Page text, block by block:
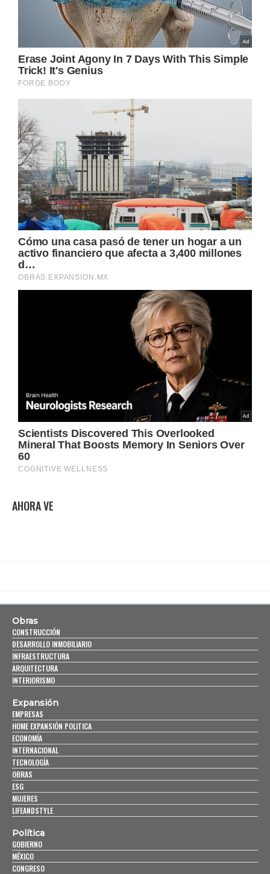
AHORA VE
Obras
CONSTRUCCIÓN
DESARROLLO INMOBILIARIO
INFRAESTRUCTURA
ARQUITECTURA
INTERIORISMO
Expansión
EMPRESAS
HOME EXPANSIÓN POLITICA
ECONOMÍA
INTERNACIONAL
TECNOLOGÍA
OBRAS
ESG
MUJERES
LIFEANDSTYLE
Política
GOBIERNO
MÉXICO
CONGRESO